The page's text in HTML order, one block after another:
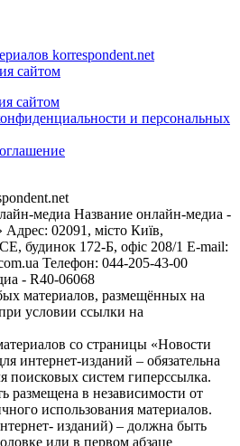
korrespondent.net
сайтом
сайтом
и персональных
медиа Название онлайн-медиа -
02091, місто Київ,
172-Б, офіс 208/1 E-mail:
Телефон: 044-205-43-00
- R40-06068
материалов, размещённых на
условии ссылки на
со страницы «Новости
интернет-изданий – обязательна
поисковых систем гиперссылка.
размещена в независимости от
использования материалов.
изданий) – должна быть
или в первом абзаце